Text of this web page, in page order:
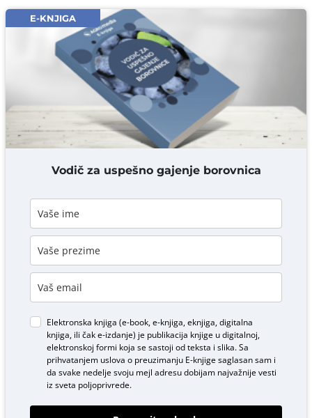
Email* obavezno
Komentar* obavezno
DODAJ KOMENTAR
E-KNJIGA
Vodič za uspešno gajenje borovnica
Elektronska knjiga (e-book, e-knjiga, eknjiga, digitalna
knjiga, ili čak e-izdanje) je publikacija knjige u digitalnoj,
elektronskoj formi koja se sastoji od teksta i slika. Sa
prihvatanjem uslova o preuzimanju E-knjigesaglasan sam i
da svake nedelje svoju mejl adresu dobijam najvažnije vesti
iz sveta poljoprivrede.